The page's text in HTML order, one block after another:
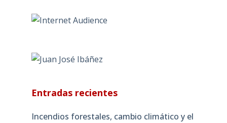
Entradas recientes
Incendios forestales, cambio climático y el